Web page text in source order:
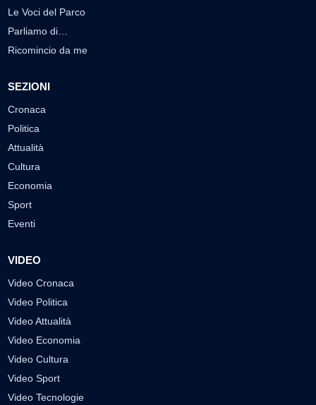
Le Voci del Parco
Parliamo di…
Ricomincio da me
SEZIONI
Cronaca
Politica
Attualità
Cultura
Economia
Sport
Eventi
VIDEO
Video Cronaca
Video Politica
Video Attualità
Video Economia
Video Cultura
Video Sport
Video Tecnologie